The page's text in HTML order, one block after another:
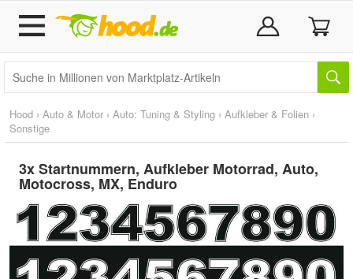
Hood › Auto & Motor › Auto: Tuning & Styling › Aufkleber & Folien ›
Sonstige
3x Startnummern, Aufkleber Motorrad, Auto,
Motocross, MX, Enduro